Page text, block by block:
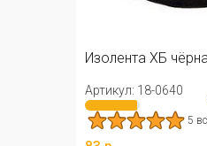
Изолента ХБ
Артикул: 18-0640
5